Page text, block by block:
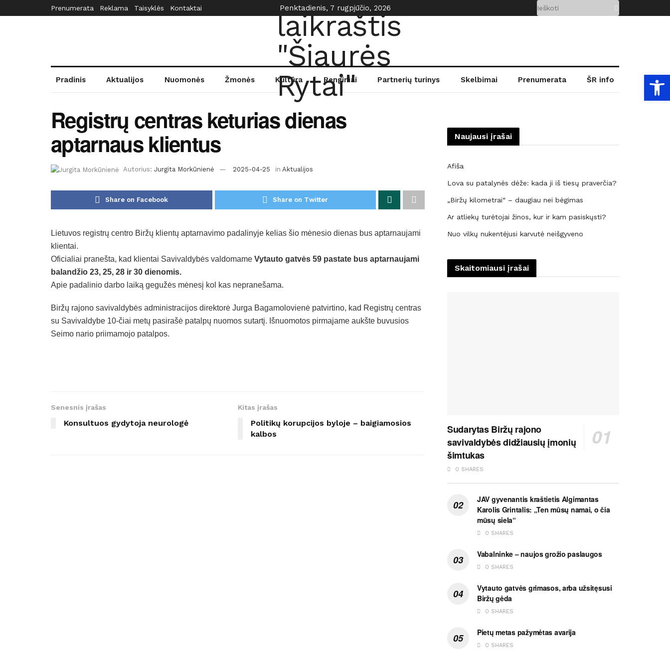
Prenumerata Reklama Taisyklės Kontaktai Penktadienis, 7 rugpjūčio, 2026
Pradinis Aktualijos Nuomonės Žmonės Kultūra Renginiai Partnerių turinys Skelbimai Prenumerata ŠR info
Registrų centras keturias dienas
aptarnaus klientus
Autorius: Jurgita Morkūnienė 2025-04-25 in Aktualijos
Share on Facebook Share on Twitter
Lietuvos registrų centro Biržų klientų aptarnavimo padalinyje kelias šio mėnesio dienas bus aptarnaujami
klientai.
Oficialiai pranešta, kad klientai Savivaldybės valdomame Vytauto gatvės 59 pastate bus aptarnaujami
balandžio 23, 25, 28 ir 30 dienomis.
Apie padalinio darbo laiką gegužės mėnesį kol kas nepranešama.
Biržų rajono savivaldybės administracijos direktorė Jurga Bagamolovienė patvirtino, kad Registrų centras
su Savivaldybe 10-čiai metų pasirašė patalpų nuomos sutartį. Išnuomotos pirmajame aukšte buvusios
Seimo nario priimamojo patalpos.
Senesnis įrašas
Konsultuos gydytoja neurologė
Kitas įrašas
Politikų korupcijos byloje – baigiamosios
kalbos
Naujausi įrašai
Afiša
Lova su patalynės dėže: kada ji iš tiesų praverčia?
„Biržų kilometrai“ – daugiau nei bėgimas
Ar atliekų turėtojai žinos, kur ir kam pasiskųsti?
Nuo vilkų nukentėjusi karvutė neišgyveno
Skaitomiausi įrašai
Sudarytas Biržų rajono
savivaldybės didžiausių įmonių
šimtukas
0 SHARES
JAV gyvenantis kraštietis Algimantas
Karolis Grintalis: „Ten mūsų namai, o čia
mūsų siela“
0 SHARES
Vabalninke – naujos grožio paslaugos
0 SHARES
Vytauto gatvės grimasos, arba užsitęsusi
Biržų gėda
0 SHARES
Pietų metas pažymėtas avarija
0 SHARES